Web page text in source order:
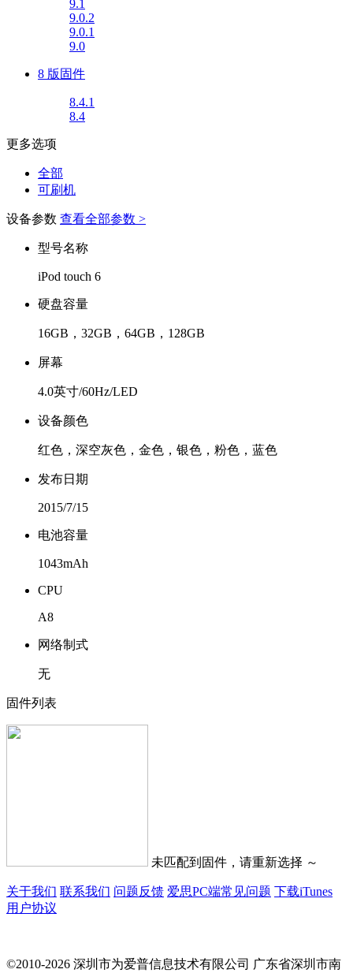
9.1
9.0.2
9.0.1
9.0
8 版固件
8.4.1
8.4
更多选项
全部
可刷机
设备参数 查看全部参数 >
型号名称
iPod touch 6
硬盘容量
16GB，32GB，64GB，128GB
屏幕
4.0英寸/60Hz/LED
设备颜色
红色，深空灰色，金色，银色，粉色，蓝色
发布日期
2015/7/15
电池容量
1043mAh
CPU
A8
网络制式
无
固件列表
未匹配到固件，请重新选择 ～
关于我们 联系我们 问题反馈 爱思PC端常见问题 下载iTunes
用户协议
©2010-2026 深圳市为爱普信息技术有限公司 广东省深圳市南